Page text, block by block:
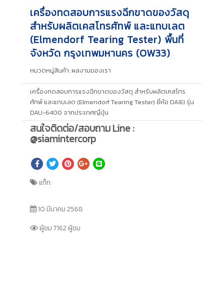
เครื่องทดสอบการแรงฉีกขาดของวัสดุ
สำหรับผลิตเคสโทรศัทพ์ และแทบเลต
(Elmendorf Tearing Tester) พื้นที่
จังหวัด กรุงเทพมหานคร (OW33)
หมวดหมู่สินค้า: ผลงานของเรา
เครื่องทดสอบการแรงฉีกขาดของวัสดุ สำหรับผลิตเคสโทร
ศัทพ์ และแทบเลต (Elmendorf Tearing Tester) ยี่ห้อ DAIEI รุ่น
DAU-6400 จากประเทศญี่ปุ่น
สนใจติดต่อ/สอบถาม Line :
@siamintercorp
แท็ก:
10 มีนาคม 2568
ผู้ชม 7162 ผู้ชม